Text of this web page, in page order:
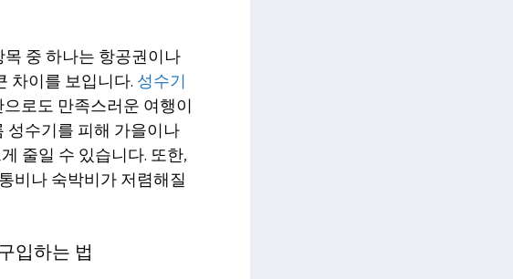
중 하나는 항공권이나
차이를 보입니다. 성수기
로도 만족스러운 여행이
성수기를 피해 가을이나
줄일 수 있습니다. 또한,
비나 숙박비가 저렴해질
입하는 법